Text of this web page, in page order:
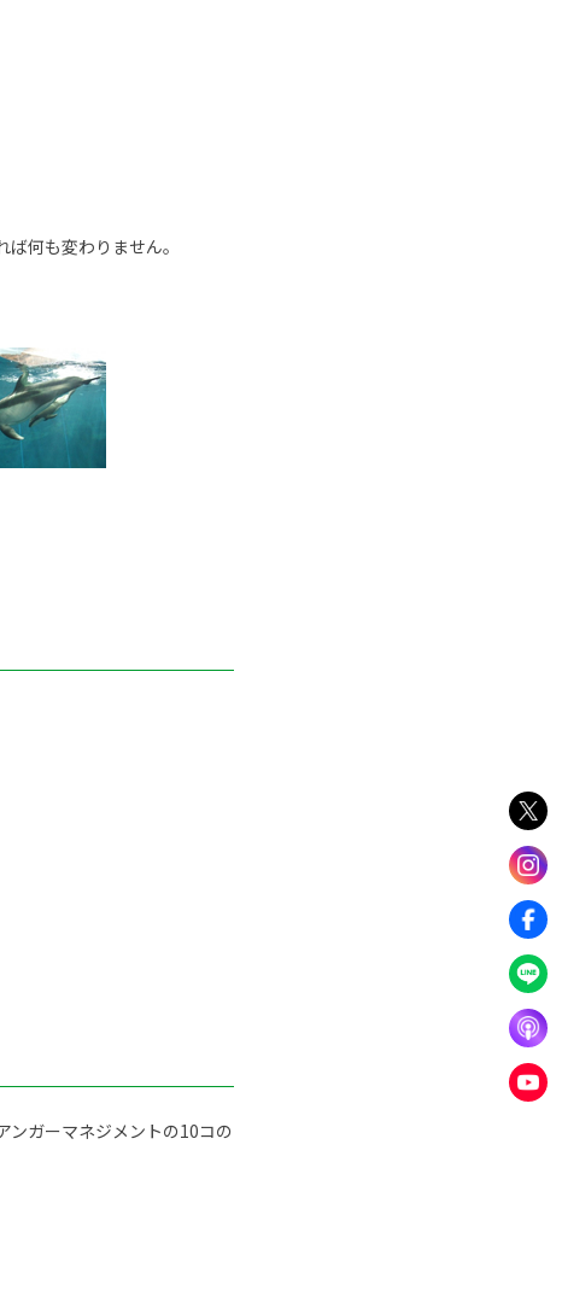
何も変わりません。
ンガーマネジメントの10コの